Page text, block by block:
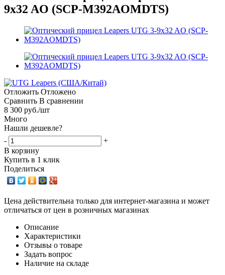
9x32 AO (SCP-M392AOMDTS)
Отложить Отложено
Сравнить В сравнении
8 300 руб./шт
Много
Нашли дешевле?
-
+
В корзину
Купить в 1 клик
Поделиться
Цена действительна только для интернет-магазина и может
отличаться от цен в розничных магазинах
Описание
Характеристики
Отзывы о товаре
Задать вопрос
Наличие на складе